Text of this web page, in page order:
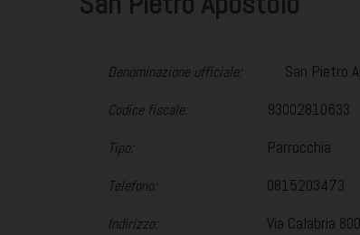
Denominazione ufficiale: San Pietro
Codice fiscale: 93002810633
Tipo: Parrocchia
Telefono: 0815203473
Indirizzo: Via Calabria